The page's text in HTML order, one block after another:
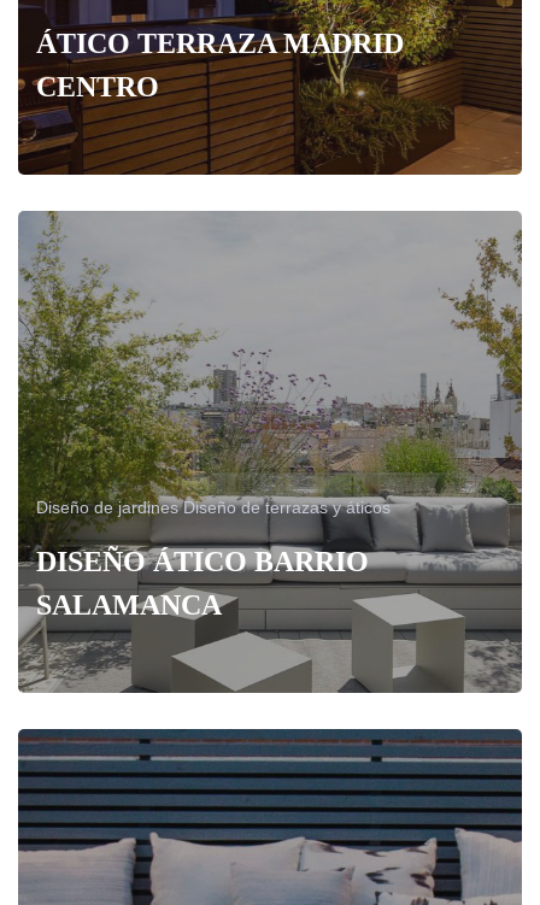
ÁTICO TERRAZA MADRID
CENTRO
Diseño de jardines Diseño de terrazas y áticos
DISEÑO ÁTICO BARRIO
SALAMANCA